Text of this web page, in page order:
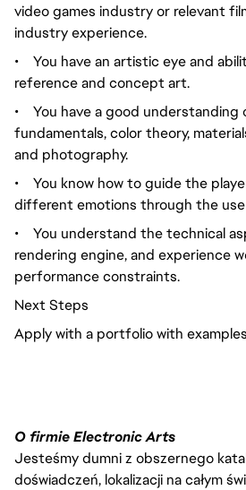
video games industry or relevant
industry experience.
•
You have an artistic eye and
reference and concept art.
•
You have a good understanding
fundamentals, color theory,
and photography.
•
You know how to guide the
different emotions through the
•
You understand the technical
rendering engine, and experience
performance constraints.
Next Steps
Apply with a portfolio with examples
O firmie Electronic Arts
Jesteśmy dumni z obszernego
doświadczeń, lokalizacji na całym